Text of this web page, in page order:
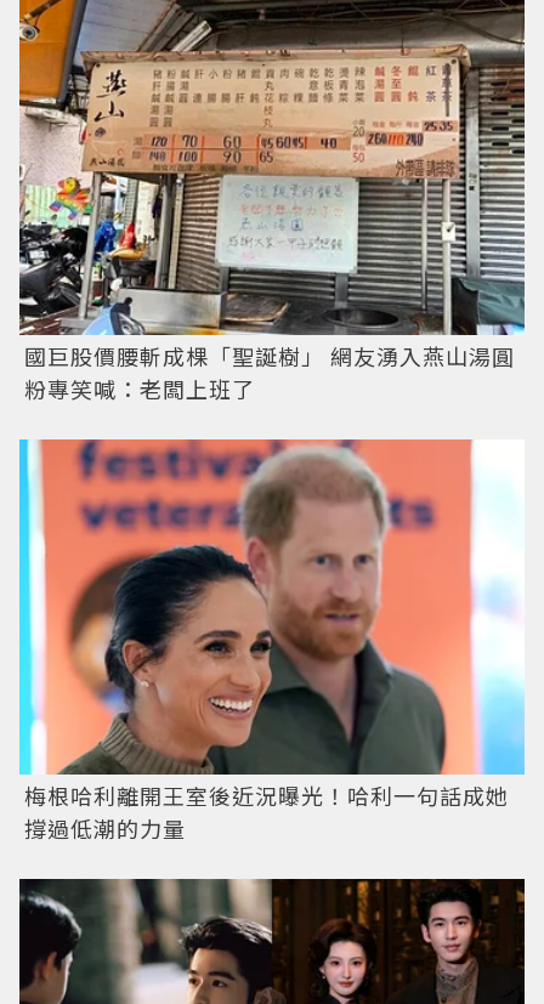
國巨股價腰斬成棵「聖誕樹」 網友湧入燕山湯圓
粉專笑喊：老闆上班了
梅根哈利離開王室後近況曝光！哈利一句話成她
撐過低潮的力量